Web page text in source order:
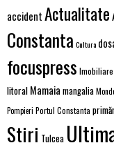
accidentActualitate
Constanta Cultura
focuspress
litoral Mamaia mangalia
Pompieri Portul Constanta
Stiri Tulcea